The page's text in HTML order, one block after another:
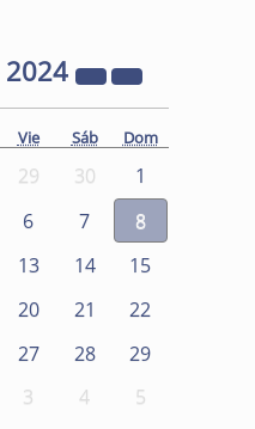
2024
Vie Sáb Dom
29 30
1
6 7
8
13 14
15
20 21
22
27 28
29
3 4 5